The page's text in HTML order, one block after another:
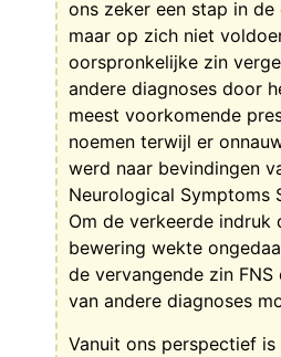
ons zeker een stap in
maar op zich niet
oorspronkelijke zin
andere diagnoses door
meest voorkomende
noemen terwijl er
werd naar bevindingen
Neurological Symptoms
Om de verkeerde indruk
bewering wekte
de vervangende zin
van andere diagnoses
Vanuit ons perspectief is